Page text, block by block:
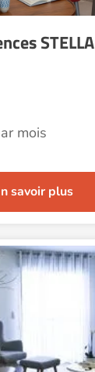
STELLA
mois
savoir plus